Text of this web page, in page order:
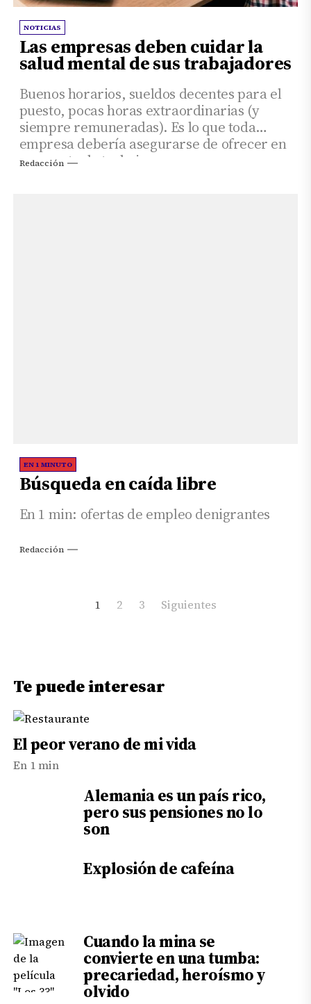
NOTICIAS
Las empresas deben cuidar la
salud mental de sus trabajadores
Buenos horarios, sueldos decentes para el
puesto, pocas horas extraordinarias (y
siempre remuneradas). Es lo que toda
empresa debería asegurarse de ofrecer en
un puesto de trabajo.
Redacción
EN 1 MINUTO
Búsqueda en caída libre
En 1 min: ofertas de empleo denigrantes
Redacción
Paginación
1 2 3 Siguientes
Te puede interesar
El peor verano de mi vida
En 1 min
Alemania es un país rico,
pero sus pensiones no lo
son
Explosión de cafeína
Cuando la mina se
convierte en una tumba:
precariedad, heroísmo y
olvido